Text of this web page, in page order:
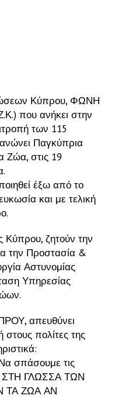
Κύπρου, ΦΩΝΗ
που ανήκει στην
των 115
Παγκύπρια
Ζώα, στις 19
έξω από το
και με τελική
Κύπρου, ζητούν την
την Προστασία &
Αστυνομίας
Υπηρεσίας
απευθύνει
πολίτες της
σπάσουμε τις
ΣΤΗ ΓΛΩΣΣΑ ΤΩΝ
ΤΑ ΖΩΑ ΑΝ